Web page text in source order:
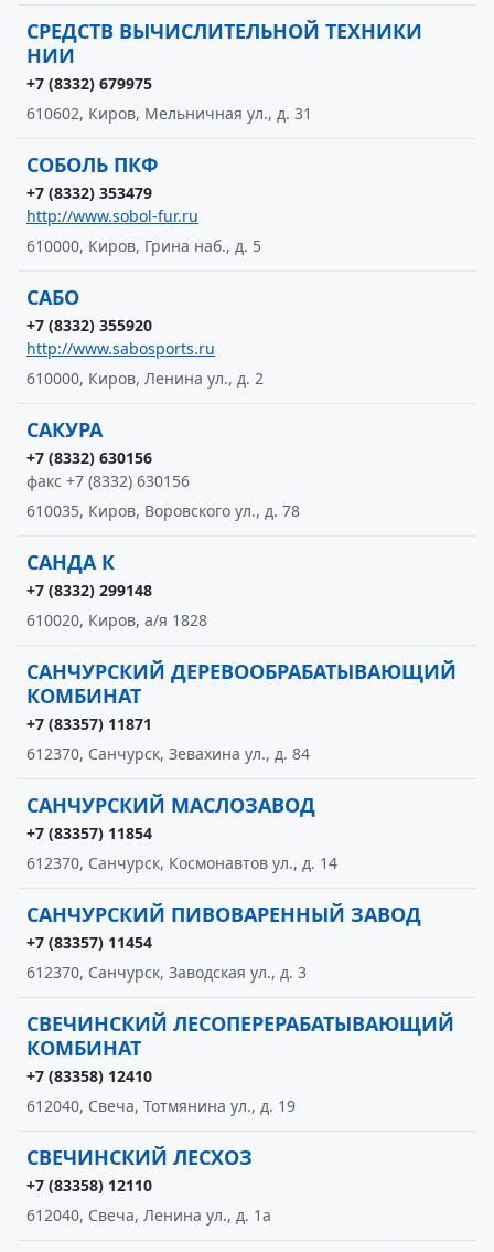
СРЕДСТВ ВЫЧИСЛИТЕЛЬНОЙ ТЕХНИКИ
НИИ
+7 (8332) 679975
610602, Киров, Мельничная ул., д. 31
СОБОЛЬ ПКФ
+7 (8332) 353479
http://www.sobol-fur.ru
610000, Киров, Грина наб., д. 5
САБО
+7 (8332) 355920
http://www.sabosports.ru
610000, Киров, Ленина ул., д. 2
САКУРА
+7 (8332) 630156
факс +7 (8332) 630156
610035, Киров, Воровского ул., д. 78
САНДА К
+7 (8332) 299148
610020, Киров, а/я 1828
САНЧУРСКИЙ ДЕРЕВООБРАБАТЫВАЮЩИЙ
КОМБИНАТ
+7 (83357) 11871
612370, Санчурск, Зевахина ул., д. 84
САНЧУРСКИЙ МАСЛОЗАВОД
+7 (83357) 11854
612370, Санчурск, Космонавтов ул., д. 14
САНЧУРСКИЙ ПИВОВАРЕННЫЙ ЗАВОД
+7 (83357) 11454
612370, Санчурск, Заводская ул., д. 3
СВЕЧИНСКИЙ ЛЕСОПЕРЕРАБАТЫВАЮЩИЙ
КОМБИНАТ
+7 (83358) 12410
612040, Свеча, Тотмянина ул., д. 19
СВЕЧИНСКИЙ ЛЕСХОЗ
+7 (83358) 12110
612040, Свеча, Ленина ул., д. 1а